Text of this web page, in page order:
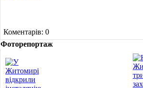
Коментарів: 0
Фоторепортаж